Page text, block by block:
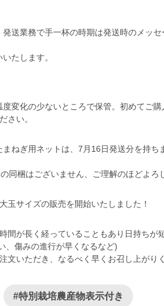
送業務で手一杯の時期は発送時のメッセ
たします。
変化の少ないところで保管。初めてご
さい。
ねぎ用ネットは、7月16日発送分を持ち
同梱はございません、ご理解のほどよろ
玉サイズの販売を開始いたしました！
間が長く経っていることもあり日持ちが
、傷みの進行が早くなるなど)
文いただき、なるべく早くお召し上がり
#特別栽培農産物表示付き